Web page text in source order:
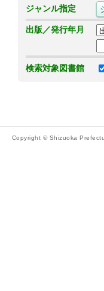
ジャンル指定
出版／発行年月
検索対象図書館
Copyright © Shizuoka